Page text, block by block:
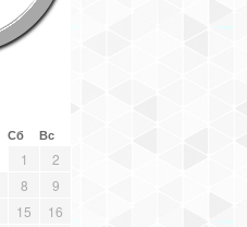
Сб Вс
1
2
8
9
15
16